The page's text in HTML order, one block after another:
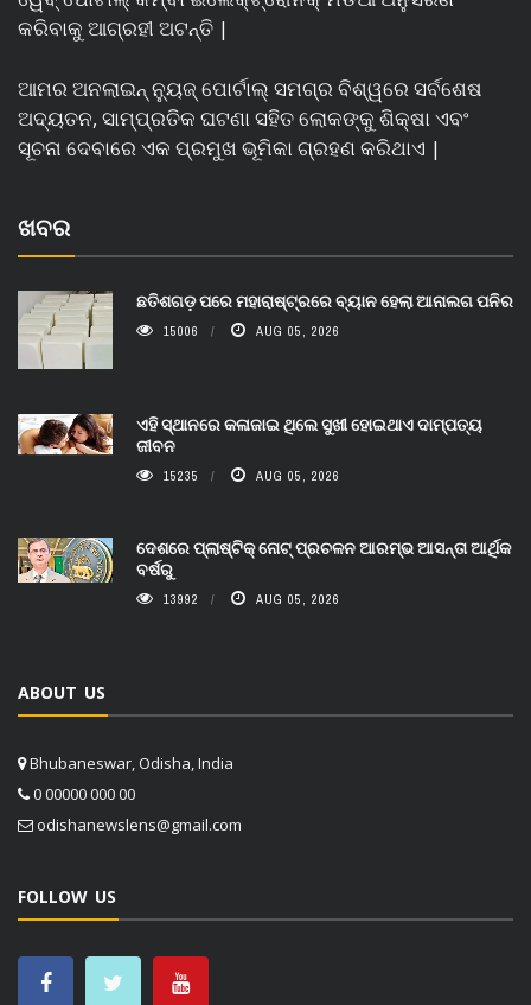
କରିବାକୁ ଆଗ୍ରହୀ ଅଟନ୍ତି |
ଆମର ଅନଲାଇନ୍ ନ୍ୟୁଜ୍ ପୋର୍ଟାଲ୍ ସମଗ୍ର ବିଶ୍ୱରେ ସର୍ବଶେଷ
ଅଦ୍ୟତନ, ସାମ୍ପ୍ରତିକ ଘଟଣା ସହିତ ଲୋକଙ୍କୁ ଶିକ୍ଷା ଏବଂ
ସୂଚନା ଦେବାରେ ଏକ ପ୍ରମୁଖ ଭୂମିକା ଗ୍ରହଣ କରିଥାଏ |
ଖବର
ଛତିଶଗଡ଼ ପରେ ମହାରାଷ୍ଟ୍ରରେ ବ୍ୟାନ ହେଲା ଆନାଲଗ ପନିର
15006 AUG 05, 2026
ଏହି ସ୍ଥାନରେ କଳାଜାଇ ଥିଲେ ସୁଖୀ ହୋଇଥାଏ ଦାମ୍ପତ୍ୟ
ଜୀବନ
15235 AUG 05, 2026
ଦେଶରେ ପ୍ଲାଷ୍ଟିକ୍ ନୋଟ୍‌ ପ୍ରଚଳନ ଆରମ୍ଭ ଆସନ୍ତା ଆର୍ଥିକ
ବର୍ଷରୁ
13992 AUG 05, 2026
ABOUT US
Bhubaneswar, Odisha, India
0 00000 000 00
odishanewslens@gmail.com
FOLLOW US